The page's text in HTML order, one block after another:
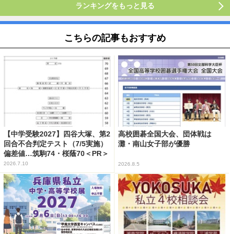
ランキングをもっと見る
こちらの記事もおすすめ
【中学受験2027】四谷大塚、第2
回合不合判定テスト（7/5実施）
偏差値…筑駒74・桜蔭70＜PR＞
2026.7.10
高校囲碁全国大会、団体戦は
灘・南山女子部が優勝
2026.8.5